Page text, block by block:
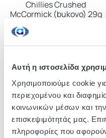
Αυτή η ιστοσελίδα
Χρησιμοποιούμε cookie
περιεχομένου και
κοινωνικών μέσων και
επισκεψιμότητάς μας.
πληροφορίες που
Chillies Crushed
McCormick (bukovo) 29g